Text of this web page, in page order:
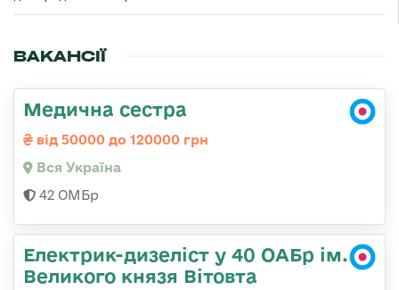
ВАКАНСІЇ
Медична сестра
від 50000 до 120000 грн
Вся Україна
42 ОМБр
Електрик-дизеліст у 40 ОАБр ім.
Великого князя Вітовта